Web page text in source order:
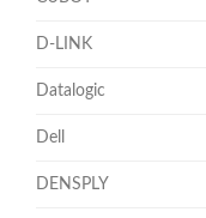
D-LINK
Datalogic
Dell
DENSPLY